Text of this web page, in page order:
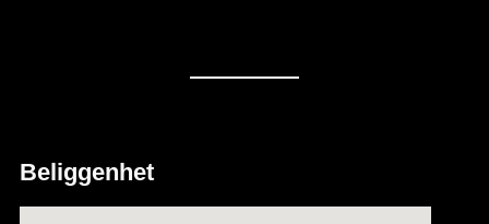
Beliggenhet